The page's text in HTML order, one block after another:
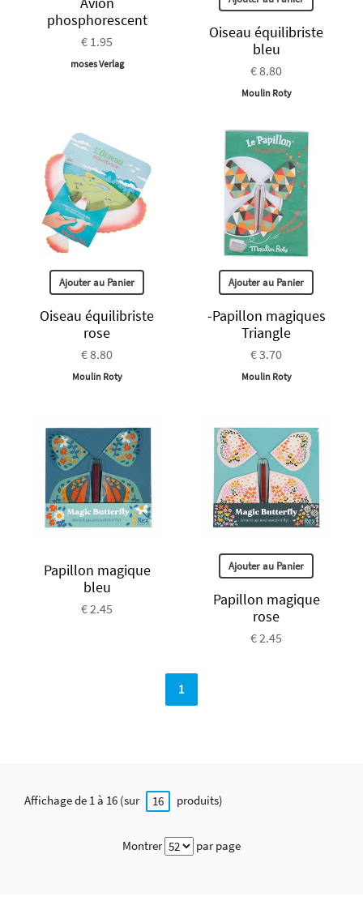
phosphorescent
€ 1.95
moses Verlag
Oiseau équilibriste
bleu
€ 8.80
Moulin Roty
Ajouter au Panier
Oiseau équilibriste
rose
€ 8.80
Moulin Roty
Ajouter au Panier
-Papillon magiques
Triangle
€ 3.70
Moulin Roty
Papillon magique
bleu
€ 2.45
Ajouter au Panier
Papillon magique
rose
€ 2.45
1
Affichage de 1 à 16 (sur 16 produits)
Montrer par page